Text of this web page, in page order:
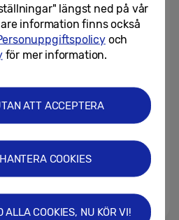
13/05/2025
Samsung Galaxy S25 Edge
09/05/2025
Samsungs senaste innovation –
Galaxy S25 Edge
längst ned på vår
information finns också
och
för mer information.
ATT ACCEPTERA
COOKIES
COOKIES, NU KÖR VI!